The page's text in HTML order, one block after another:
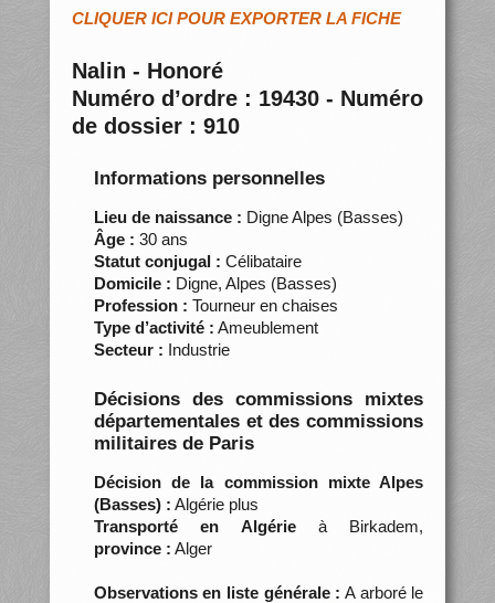
CLIQUER ICI POUR EXPORTER LA FICHE
Nalin - Honoré
Numéro d’ordre : 19430 - Numéro
de dossier : 910
Informations personnelles
Lieu de naissance : Digne Alpes (Basses)
Âge : 30 ans
Statut conjugal : Célibataire
Domicile : Digne, Alpes (Basses)
Profession : Tourneur en chaises
Type d’activité : Ameublement
Secteur : Industrie
Décisions des commissions mixtes
départementales et des commissions
militaires de Paris
Décision de la commission mixte Alpes
(Basses) : Algérie plus
Transporté en Algérieà Birkadem,
province : Alger
Observations en liste générale : A arboré le